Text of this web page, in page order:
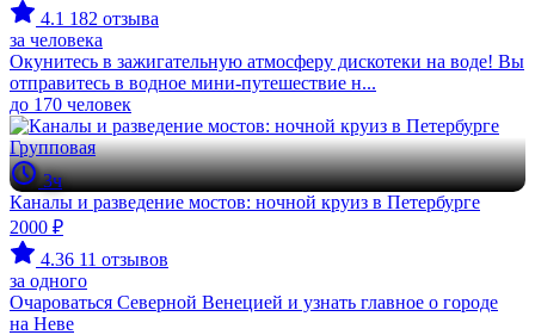
4.1 182 отзыва
за человека
Окунитесь в зажигательную атмосферу дискотеки на воде! Вы
отправитесь в водное мини-путешествие н...
до 170 человек
Групповая
3ч
Каналы и разведение мостов: ночной круиз в Петербурге
2000 ₽
4.36 11 отзывов
за одного
Очароваться Северной Венецией и узнать главное о городе
на Неве